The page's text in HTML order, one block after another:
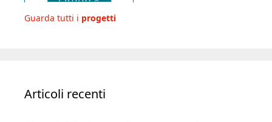
Guarda tutti i progetti
Articoli recenti